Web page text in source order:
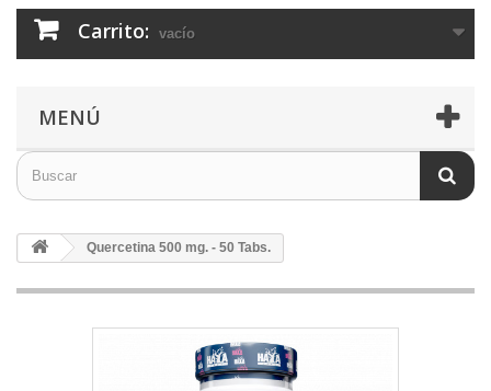
Carrito: vacío
MENÚ
Quercetina 500 mg. - 50 Tabs.